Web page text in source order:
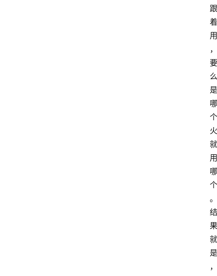
跟
着
用
，
要
么
是
哪
个
火
就
用
哪
个
。
结
果
就
是
，